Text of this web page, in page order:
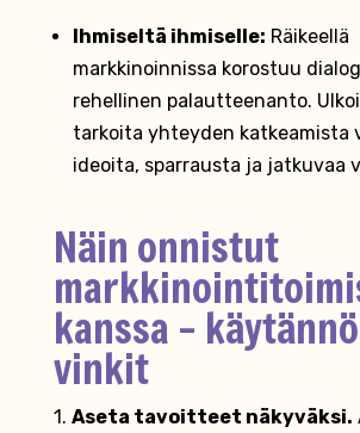
Ihmiseltä ihmiselle: Räikeellä
markkinoinnissa korostuu
rehellinen palautteenanto.
tarkoita yhteyden katkeamista
ideoita, sparrausta ja jatkuvaa
Näin onnistut
kanssa –
vinkit
1. Aseta tavoitteet näkyväksi.